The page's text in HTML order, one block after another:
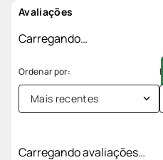
Avaliações
Carregando…
Mais recentes
Carregando avaliações…